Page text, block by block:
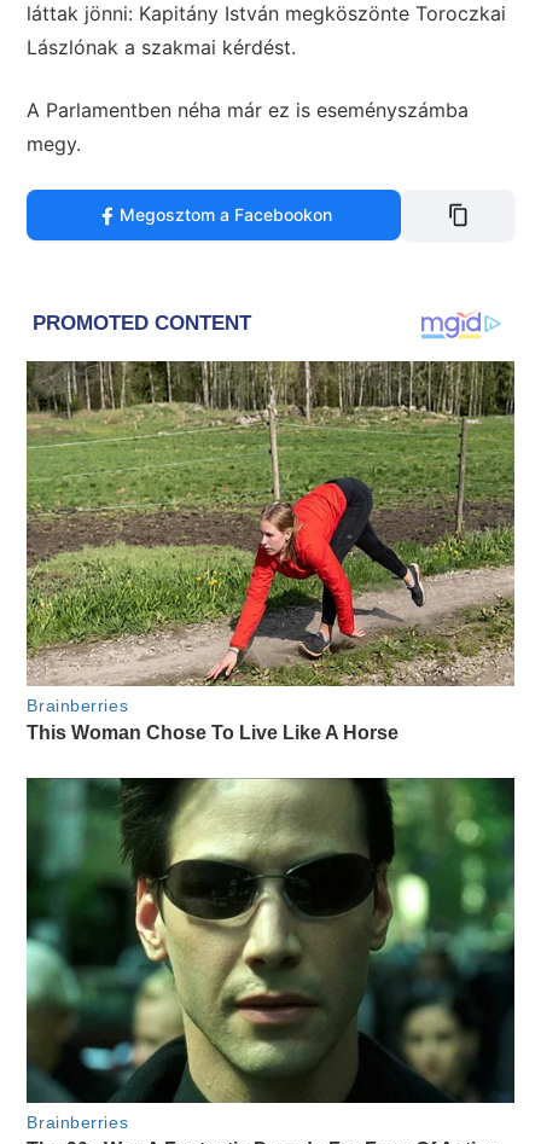
láttak jönni: Kapitány István megköszönte Toroczkai
Lászlónak a szakmai kérdést.
A Parlamentben néha már ez is eseményszámba
megy.
Megosztom a Facebookon